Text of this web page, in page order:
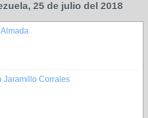
25 de julio del 2018
Jaramillo Corrales